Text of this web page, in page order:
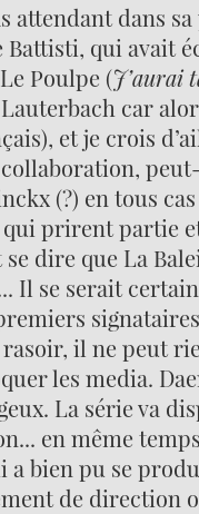
attendant dans
Battisti, qui avait
Poulpe (J’aurai
car
et je crois
(?) en tous
prirent partie
dire que La
Il se serait
il ne peut
les media.
La série va
en même
a bien pu se
de direction